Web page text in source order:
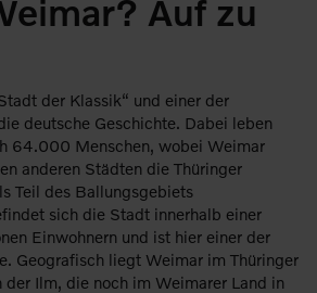
Auf zu
der Klassik“ und einer der
deutsche Geschichte. Dabei leben
64.000 Menschen, wobei Weimar
anderen Städten die Thüringer
Teil des Ballungsgebiets
sich die Stadt innerhalb einer
Einwohnern und ist hier einer der
Geografisch liegt Weimar im Thüringer
Ilm, die noch im Weimarer Land in